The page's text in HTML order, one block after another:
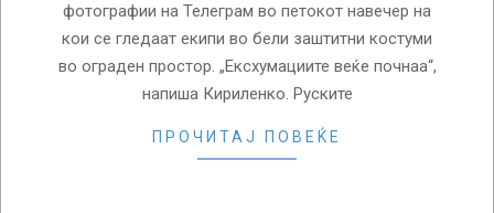
фотографии на Телеграм во петокот навечер на
кои се гледаат екипи во бели заштитни костуми
во ограден простор. „Ексхумациите веќе почнаа“,
напиша Кириленко. Руските
ПРОЧИТАЈ ПОВЕЌЕ